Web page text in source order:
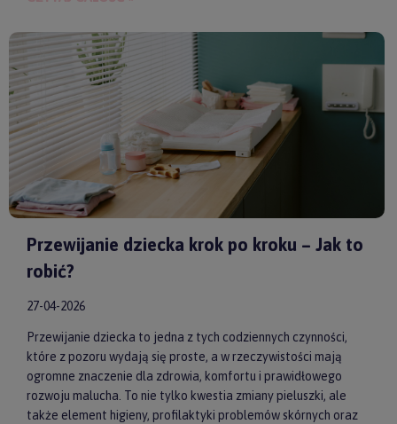
model od sprawdzonych producentów, takich jakby ASTRUP,
HuggimalsczyMembantu
, masz pewność, że dajesz swojemu
dziecku bezpieczne i skuteczne wsparcie każdego dnia.
Przewijanie dziecka krok po kroku – Jak to
robić?
27-04-2026
Przewijanie dziecka to jedna z tych codziennych czynności,
które z pozoru wydają się proste, a w rzeczywistości mają
ogromne znaczenie dla zdrowia, komfortu i prawidłowego
rozwoju malucha. To nie tylko kwestia zmiany pieluszki, ale
także element higieny, profilaktyki problemów skórnych oraz